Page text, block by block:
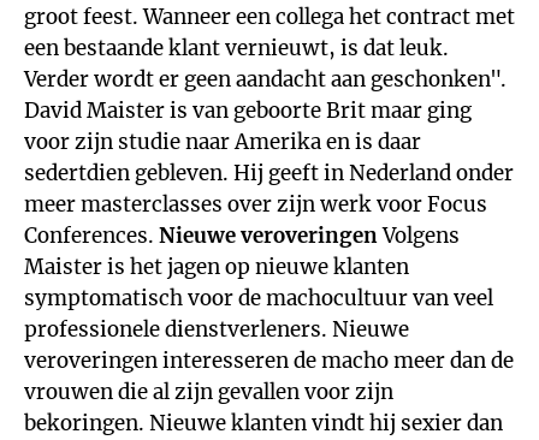
groot feest. Wanneer een collega het contract met
een bestaande klant vernieuwt, is dat leuk.
Verder wordt er geen aandacht aan geschonken".
David Maister is van geboorte Brit maar ging
voor zijn studie naar Amerika en is daar
sedertdien gebleven. Hij geeft in Nederland onder
meer masterclasses over zijn werk voor Focus
Conferences. Nieuwe veroveringenVolgens
Maister is het jagen op nieuwe klanten
symptomatisch voor de machocultuur van veel
professionele dienstverleners. Nieuwe
veroveringen interesseren de macho meer dan de
vrouwen die al zijn gevallen voor zijn
bekoringen. Nieuwe klanten vindt hij sexier dan